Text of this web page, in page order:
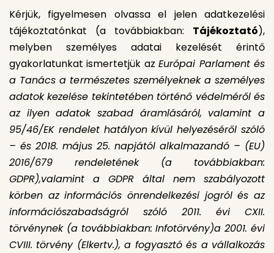
Kérjük, figyelmesen olvassa el jelen adatkezelési
tájékoztatónkat (a továbbiakban: Tájékoztató),
melyben személyes adatai kezelését érintő
gyakorlatunkat ismertetjük azEurópai Parlament és
a Tanács a természetes személyeknek a személyes
adatok kezelése tekintetében történő védelméről és
az ilyen adatok szabad áramlásáról, valamint a
95/46/EK rendelet hatályon kívül helyezéséről szóló
– és 2018. május 25. napjától alkalmazandó – (EU)
2016/679 rendeletének (a továbbiakban:
GDPR),valamint a GDPR által nem szabályozott
körben az információs önrendelkezési jogról és az
információszabadságról szóló 2011. évi CXII.
törvénynek (a továbbiakban: Infotörvény)a 2001. évi
CVIII. törvény (Elkertv.), a fogyasztó és a vállalkozás